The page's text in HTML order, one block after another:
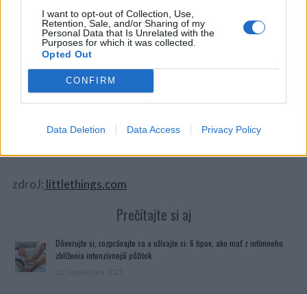
I want to opt-out of Collection, Use,
Retention, Sale, and/or Sharing of my
Personal Data that Is Unrelated with the
Purposes for which it was collected.
Opted Out
CONFIRM
Data Deletion Data Access Privacy Policy
„Odkedy sa narodil, nikdy nezatváral oči,“ povedala
Maxi. „Ako keby chcel byť hore celý ten čas, pretože
vedel, že už ho veľa nemá.“
Skvelý pár zdieľa svoj príbeh v nádeji, že nájde rodinu,
ktorá im zaplatila jedlo. Maxi im chce poďakovať za to,
zdroJ: littlethings.com
Prečítajte si aj
Dôverujte si, rozprávajte sa a užívajte si: 6 tipov, ako mať z intímneho
zblíženia intenzívnejší pôžitok